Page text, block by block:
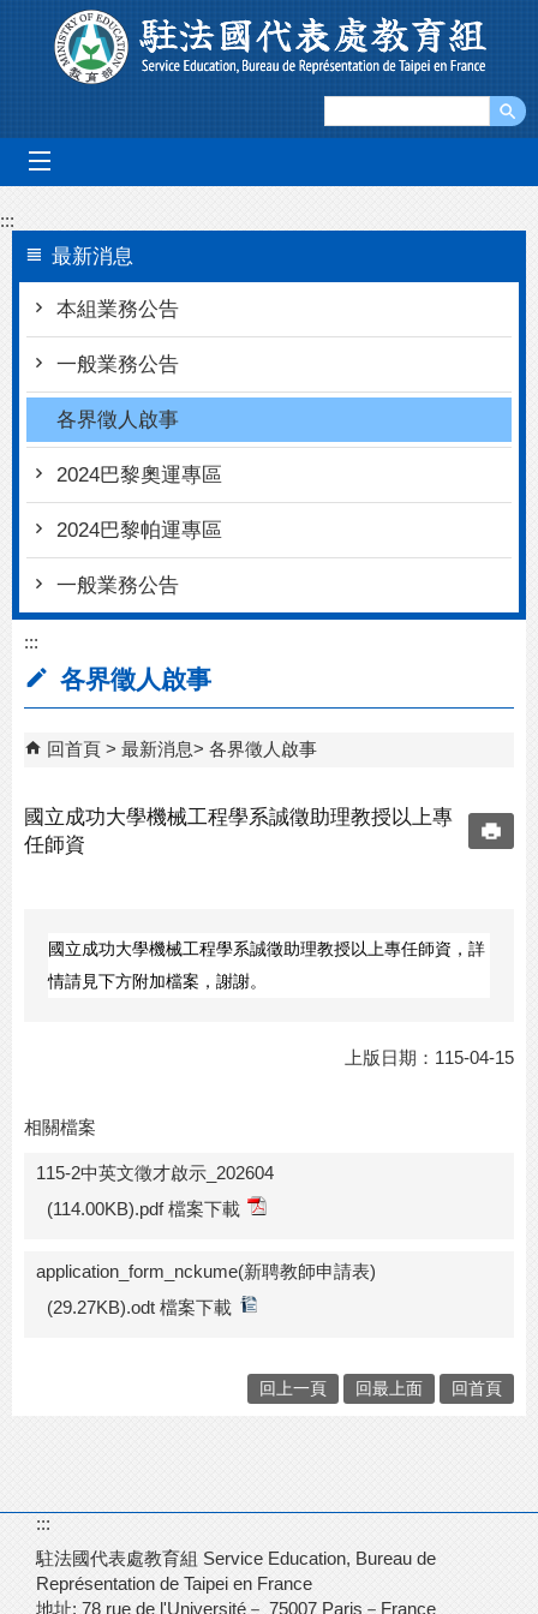
跳到主要內容區塊
:::
最新消息
本組業務公告
一般業務公告
各界徵人啟事
2024巴黎奧運專區
2024巴黎帕運專區
一般業務公告
:::
各界徵人啟事
回首頁 最新消息 各界徵人啟事
國立成功大學機械工程學系誠徵助理教授以上專
任師資
國立成功大學機械工程學系誠徵助理教授以上專任師資，詳
情請見下方附加檔案，謝謝。
上版日期：115-04-15
相關檔案
115-2中英文徵才啟示_202604
(114.00KB).pdf 檔案下載
application_form_nckume(新聘教師申請表)
(29.27KB).odt 檔案下載
回上一頁 回最上面 回首頁
:::
駐法國代表處教育組 Service Education, Bureau de
Représentation de Taipei en France
地址: 78 rue de l'Université－ 75007 Paris－France